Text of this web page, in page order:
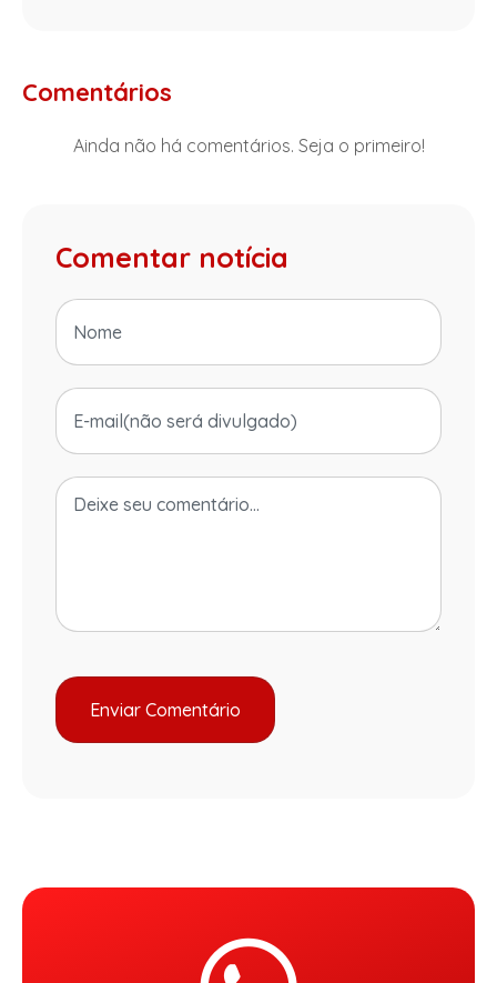
Comentários
Ainda não há comentários. Seja o primeiro!
Comentar notícia